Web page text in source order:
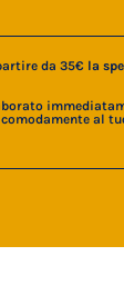
da 35€ la
al